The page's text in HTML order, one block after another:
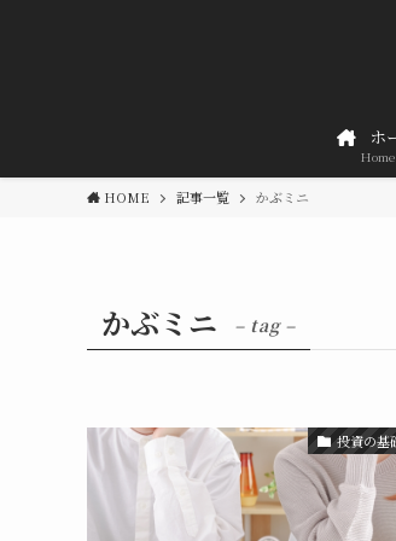
ホ
Home
HOME 記事一覧 かぶミニ
かぶミニ – tag –
投資の基